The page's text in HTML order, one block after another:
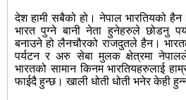
देश हामी सबैको हो। नेपाल भारतियको
भारत पुग्ने बानी नेता हुनेहरुले छोडनु
बनाउने हो लैनचौरको राजदुतले हैन।
पर्यटन र अरु सेबा मुलक क्षेत्रमा
भारतको सामान किनम भारतियहरुलाई
फाईदै हुन्छ। खाली धोती धोती भनेर केही